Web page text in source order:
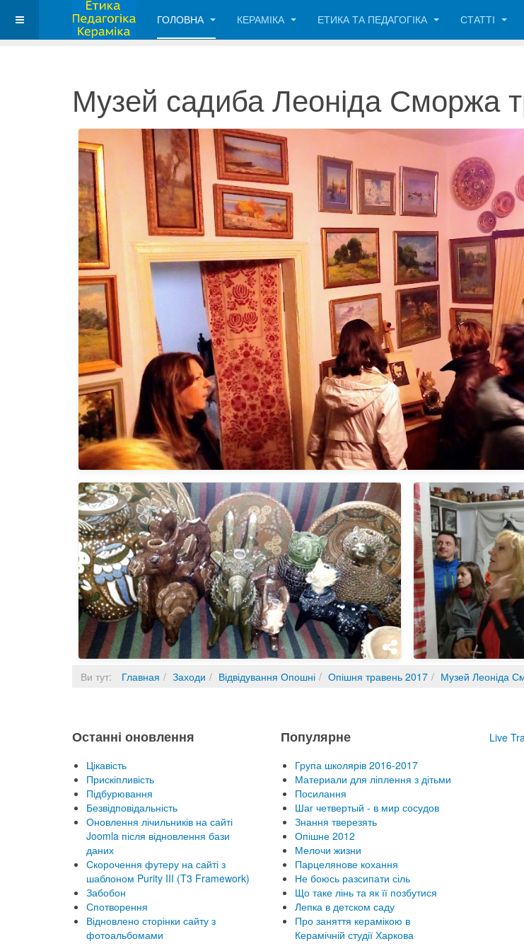
ГОЛОВНА КЕРАМІКА ЕТИКА ТА ПЕДАГОГІКА СТАТТІ
Музей садиба Леоніда Сморжа
Ви тут: Главная Заходи Відвідування Опошні Опішня травень 2017 Музей Леоніда
Останні оновлення
Цікавість
Прискіпливість
Підбурювання
Безвідповідальність
Оновлення лічильників на сайті
Joomla після відновлення бази
даних
Скорочення футеру на сайті з
шаблоном Purity III (T3 Framework)
Забобон
Спотворення
Відновлено сторінки сайту з
фотоальбомами
Популярне
Група школярів 2016-2017
Материали для ліплення з дітьми
Посилання
Шаг четвертый - в мир сосудов
Знання тверезять
Опішне 2012
Мелочи жизни
Парцелянове кохання
Не боюсь разсипати сіль
Що таке лінь та як її позбутися
Лепка в детском саду
Про заняття керамікою в
Керамічній студії Харкова
Live